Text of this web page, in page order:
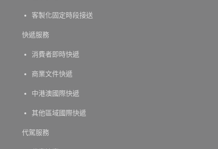
客製化固定時段接送
快遞服務
消費者即時快遞
商業文件快遞
中港澳國際快遞
其他區域國際快遞
代駕服務